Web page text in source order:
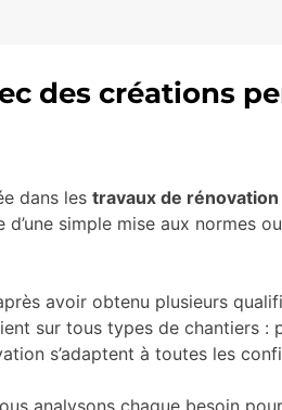
des créations
dans les travaux de rénovation
simple mise aux normes ou
avoir obtenu plusieurs
sur tous types de chantiers :
s’adaptent à toutes les
analysons chaque besoin